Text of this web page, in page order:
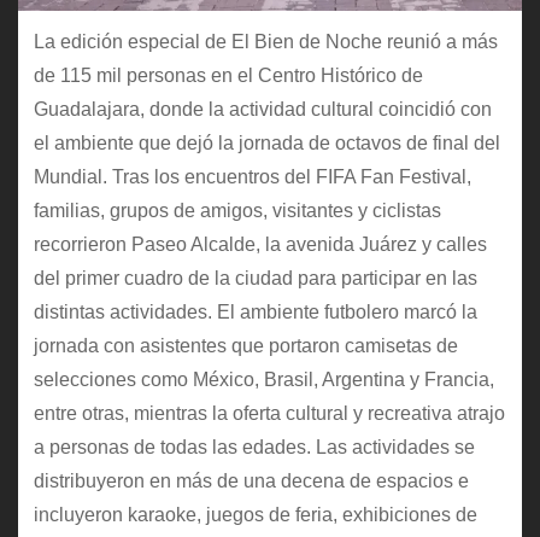
La edición especial de El Bien de Noche reunió a más
de 115 mil personas en el Centro Histórico de
Guadalajara, donde la actividad cultural coincidió con
el ambiente que dejó la jornada de octavos de final del
Mundial. Tras los encuentros del FIFA Fan Festival,
familias, grupos de amigos, visitantes y ciclistas
recorrieron Paseo Alcalde, la avenida Juárez y calles
del primer cuadro de la ciudad para participar en las
distintas actividades. El ambiente futbolero marcó la
jornada con asistentes que portaron camisetas de
selecciones como México, Brasil, Argentina y Francia,
entre otras, mientras la oferta cultural y recreativa atrajo
a personas de todas las edades. Las actividades se
distribuyeron en más de una decena de espacios e
incluyeron karaoke, juegos de feria, exhibiciones de